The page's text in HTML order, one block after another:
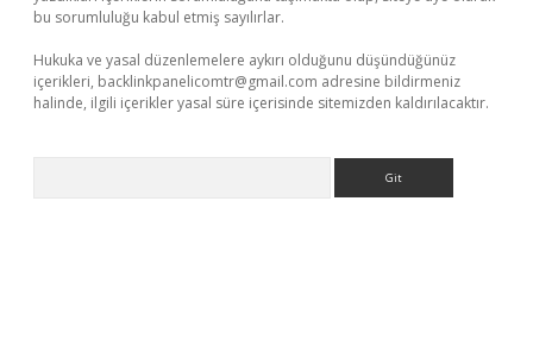
bu sorumluluğu kabul etmiş sayılırlar.
Hukuka ve yasal düzenlemelere aykırı olduğunu düşündüğünüz
içerikleri, backlinkpanelicomtr@gmail.com adresine bildirmeniz
halinde, ilgili içerikler yasal süre içerisinde sitemizden kaldırılacaktır.